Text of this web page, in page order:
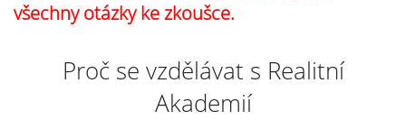
všechny otázky ke zkoušce.
Proč se vzdělávat s Realitní
Akademií